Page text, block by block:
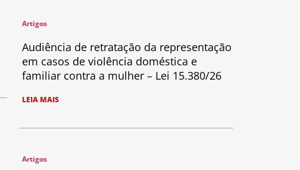
Artigos
Audiência de retratação da representação
em casos de violência doméstica e
familiar contra a mulher – Lei 15.380/26
LEIA MAIS
Artigos